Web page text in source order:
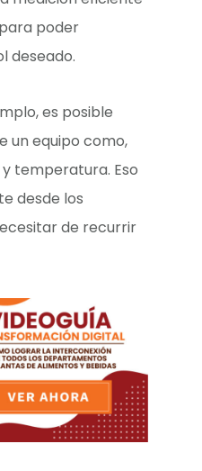
poder
deseado.
es posible
un equipo como,
temperatura. Eso
desde los
de recurrir